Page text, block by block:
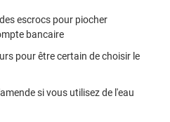
escrocs pour piocher
bancaire
pour être certain de choisir le
si vous utilisez de l'eau